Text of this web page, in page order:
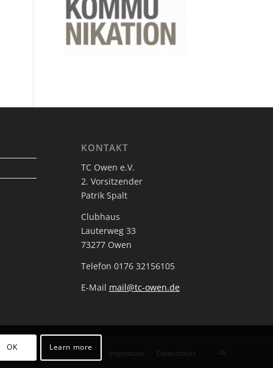
KONTAKT
TC Owen e.V.
2. Vorsitzender
Patrik Spalt
Clubhaus
Lauterweg 33
73277 Owen
Telefon 0176 32156105
E-Mail mail@tc-owen.de
Impressum Datenschutz
OK Learn more